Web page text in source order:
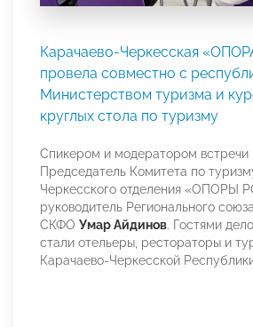
Карачаево-Черкесская
провела совместно с
Министерством туризма и
круглых стола по туризму
Спикером и модератором встречи
Председатель Комитета по
Черкесского отделения «ОПОРЫ
руководитель Регионального
СКФО Умар Айдинов. Гостями
стали отельеры, рестораторы и
Карачаево-Черкесской